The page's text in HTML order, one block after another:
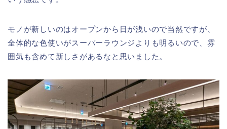
モノが新しいのはオープンから日が浅いので当然ですが、
全体的な色使いがスーパーラウンジよりも明るいので、雰
囲気も含めて新しさがあるなと思いました。